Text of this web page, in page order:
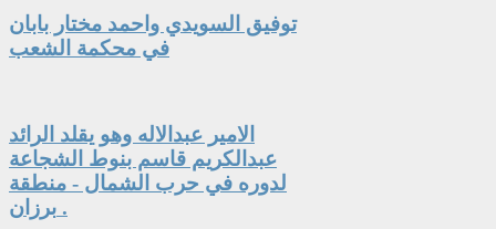
توفيق السويدي واحمد مختار بابان
في محكمة الشعب
الامير عبدالاله وهو يقلد الرائد
عبدالكريم قاسم بنوط الشجاعة
لدوره في حرب الشمال - منطقة
برزان .